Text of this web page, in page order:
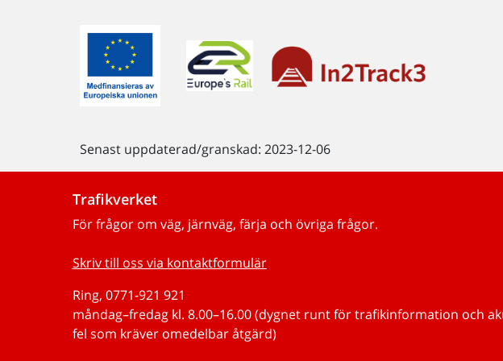
Senast uppdaterad/granskad: 2023-12-06
Trafikverket
För frågor om väg, järnväg, färja och övriga frågor.
Skriv till oss via kontaktformulär
Ring, 0771-921 921
måndag–fredag kl. 8.00–16.00 (dygnet runt för trafikinformation och
fel som kräver omedelbar åtgärd)